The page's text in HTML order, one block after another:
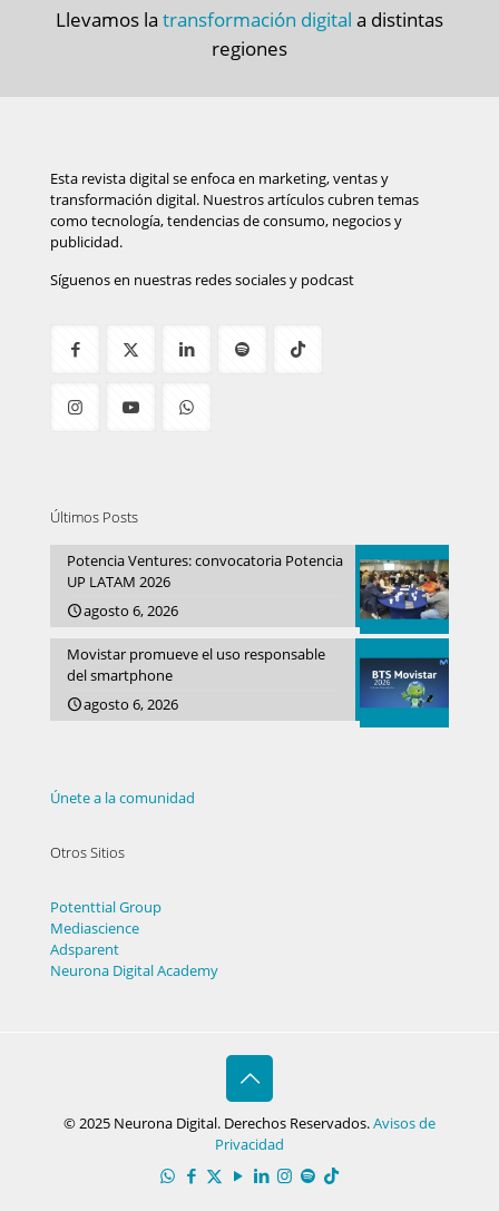
Llevamos la transformación digital a distintas
regiones
Esta revista digital se enfoca en marketing, ventas y
transformación digital. Nuestros artículos cubren temas
como tecnología, tendencias de consumo, negocios y
publicidad.
Síguenos en nuestras redes sociales y podcast
Últimos Posts
Potencia Ventures: convocatoria Potencia
UP LATAM 2026
agosto 6, 2026
Movistar promueve el uso responsable
del smartphone
agosto 6, 2026
Únete a la comunidad
Otros Sitios
Potenttial Group
Mediascience
Adsparent
Neurona Digital Academy
© 2025 Neurona Digital. Derechos Reservados.Avisos de
Privacidad